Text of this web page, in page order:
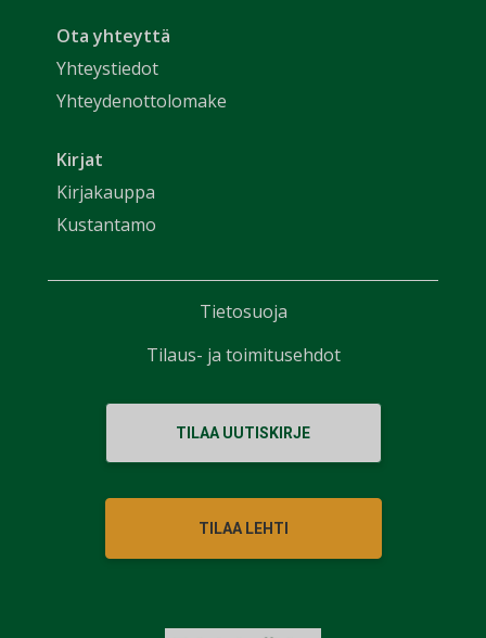
Ota yhteyttä
Yhteystiedot
Yhteydenottolomake
Kirjat
Kirjakauppa
Kustantamo
TILAA UUTISKIRJE
TILAA LEHTI
Tietosuoja
Tilaus- ja toimitusehdot